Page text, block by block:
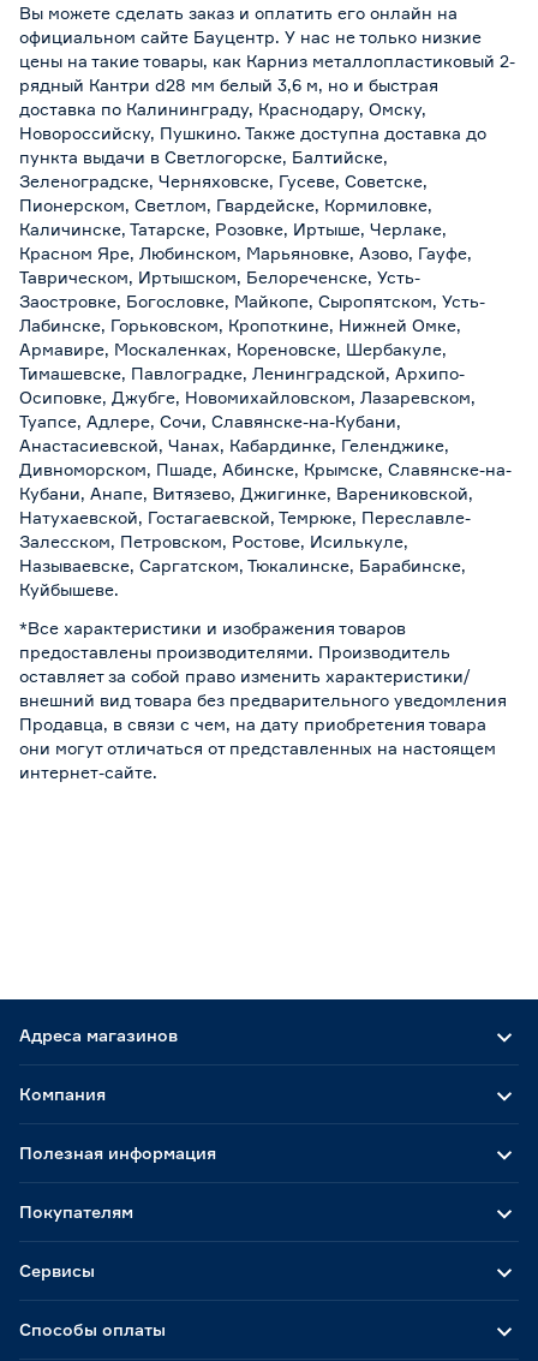
Вы можете сделать заказ и оплатить его онлайн на
официальном сайте Бауцентр. У нас не только низкие
цены на такие товары, как Карниз металлопластиковый 2-
рядный Кантри d28 мм белый 3,6 м, но и быстрая
доставка по Калининграду, Краснодару, Омску,
Новороссийску, Пушкино. Также доступна доставка до
пункта выдачи в Светлогорске, Балтийске,
Зеленоградске, Черняховске, Гусеве, Советске,
Пионерском, Светлом, Гвардейске, Кормиловке,
Каличинске, Татарске, Розовке, Иртыше, Черлаке,
Красном Яре, Любинском, Марьяновке, Азово, Гауфе,
Таврическом, Иртышском, Белореченске, Усть-
Заостровке, Богословке, Майкопе, Сыропятском, Усть-
Лабинске, Горьковском, Кропоткине, Нижней Омке,
Армавире, Москаленках, Кореновске, Шербакуле,
Тимашевске, Павлоградке, Ленинградской, Архипо-
Осиповке, Джубге, Новомихайловском, Лазаревском,
Туапсе, Адлере, Сочи, Славянске-на-Кубани,
Анастасиевской, Чанах, Кабардинке, Геленджике,
Дивноморском, Пшаде, Абинске, Крымске, Славянске-на-
Кубани, Анапе, Витязево, Джигинке, Варениковской,
Натухаевской, Гостагаевской, Темрюке, Переславле-
Залесском, Петровском, Ростове, Исилькуле,
Называевске, Саргатском, Тюкалинске, Барабинске,
Куйбышеве.
*Все характеристики и изображения товаров
предоставлены производителями. Производитель
оставляет за собой право изменить характеристики/
внешний вид товара без предварительного уведомления
Продавца, в связи с чем, на дату приобретения товара
они могут отличаться от представленных на настоящем
интернет-сайте.
Адреса магазинов
Способы оплаты
Компания
Полезная информация
Покупателям
Сервисы